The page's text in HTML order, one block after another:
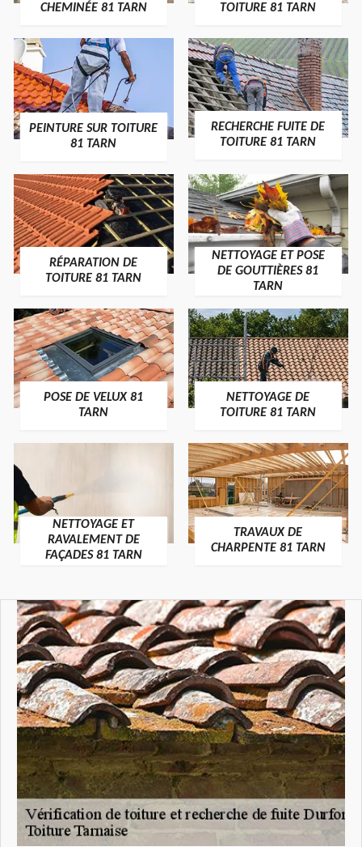
CHEMINÉE 81 TARN
TOITURE 81 TARN
PEINTURE SUR TOITURE
81 TARN
RECHERCHE FUITE DE
TOITURE 81 TARN
RÉPARATION DE
TOITURE 81 TARN
NETTOYAGE ET POSE
DE GOUTTIÈRES 81
TARN
POSE DE VELUX 81
TARN
NETTOYAGE DE
TOITURE 81 TARN
NETTOYAGE ET
RAVALEMENT DE
FAÇADES 81 TARN
TRAVAUX DE
CHARPENTE 81 TARN